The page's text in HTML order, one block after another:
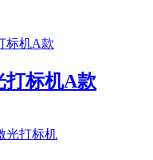
打标机A款